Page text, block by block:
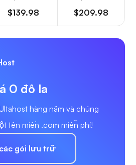
$139.98 $209.98
0 đô la
hàng năm và chúng
tên miền .com miễn phí!
gói lưu trữ